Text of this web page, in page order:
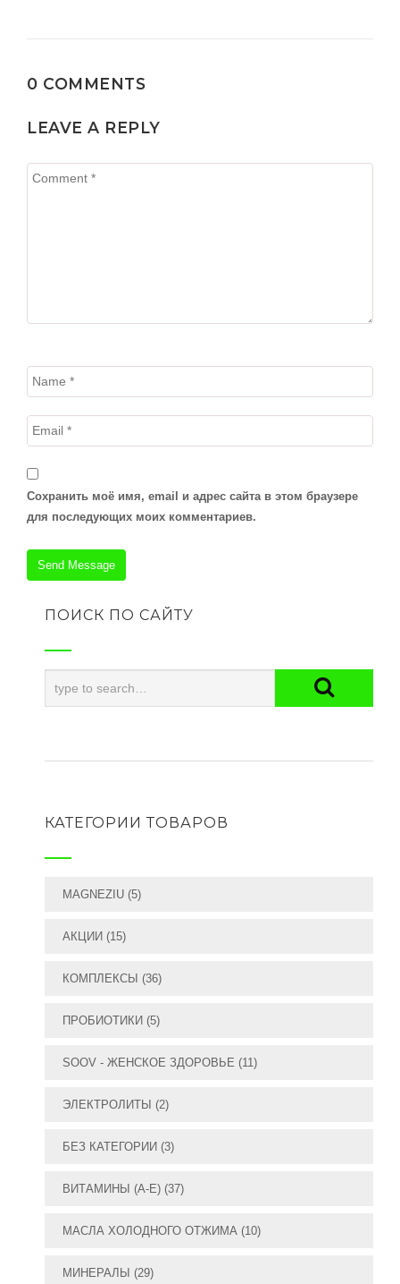
0 COMMENTS
LEAVE A REPLY
Сохранить моё имя, email и адрес сайта в этом браузере
для последующих моих комментариев.
ПОИСК ПО САЙТУ
КАТЕГОРИИ ТОВАРОВ
MAGNEZIU (5)
АКЦИИ (15)
КОМПЛЕКСЫ (36)
ПРОБИОТИКИ (5)
SOOV - ЖЕНСКОЕ ЗДОРОВЬЕ (11)
ЭЛЕКТРОЛИТЫ (2)
БЕЗ КАТЕГОРИИ (3)
ВИТАМИНЫ (А-E) (37)
МАСЛА ХОЛОДНОГО ОТЖИМА (10)
МИНЕРАЛЫ (29)